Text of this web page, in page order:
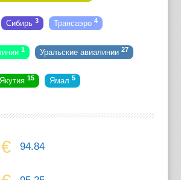
Сибирь 3 Трансаэро 4
1 Уральские авиалинии 27
Якутия 15 Ямал 5
€ 94.84